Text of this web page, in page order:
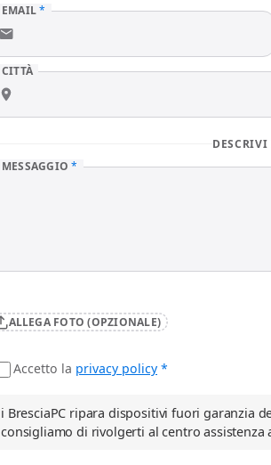
EMAIL*
CITTÀ
MESSAGGIO*
ALLEGA FOTO (OPZIONALE)
Accetto la privacy policy *
ℹ️ BresciaPC ripara dispositivi fuori garanzia
consigliamo di rivolgerti al centro assistenza